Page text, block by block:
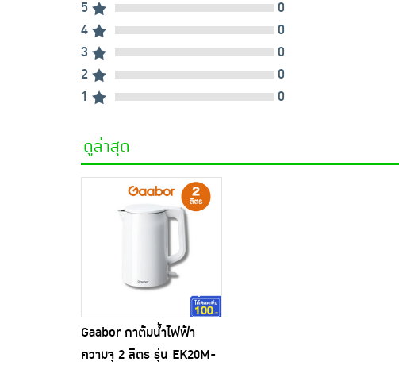
5
0
4
0
3
0
2
0
1
0
ดูล่าสุด
Gaabor กาต้มน้ำไฟฟ้า
ความจุ 2 ลิตร รุ่น EK20M-